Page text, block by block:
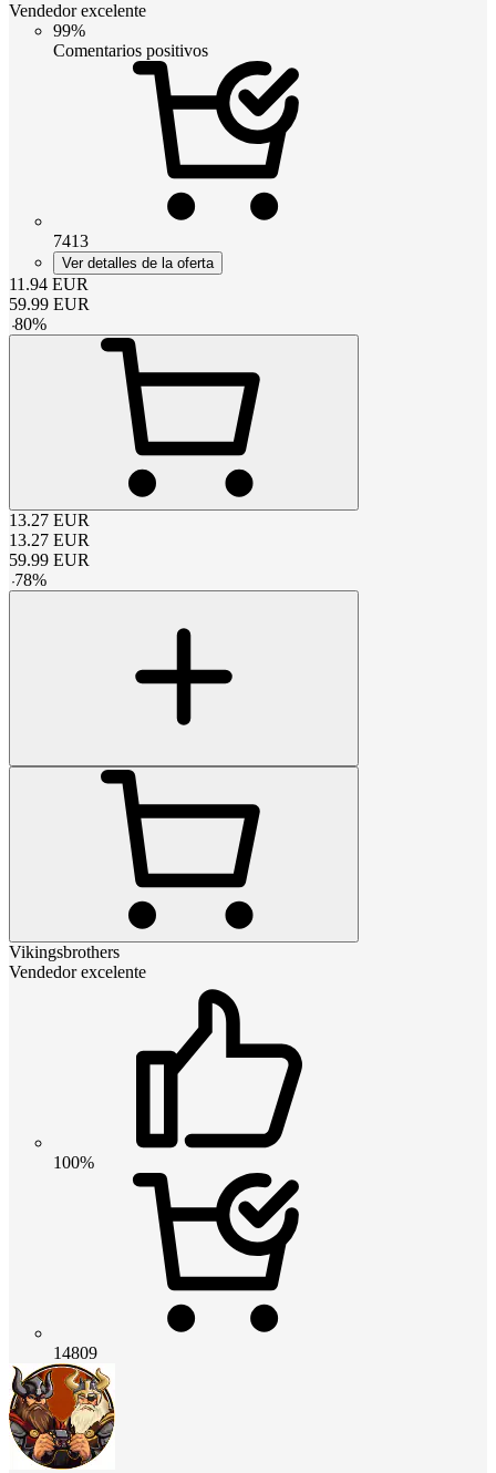
Vendedor excelente
99%
Comentarios positivos
7413
Ver detalles de la oferta
11.94 EUR
59.99 EUR
-80%
13.27 EUR
13.27 EUR
59.99 EUR
-78%
Vikingsbrothers
Vendedor excelente
100%
14809